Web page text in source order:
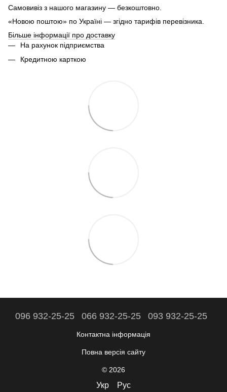
Самовивіз з нашого магазину — безкоштовно.
«Новою поштою» по Україні — згідно тарифів перевізника.
Більше інформації про доставку
На рахунок підприємства
Кредитною карткою
096 932-25-25 066 932-25-25 093 932-25-25
Контактна інформація
Повна версія сайту
© 2026
Укр Рус